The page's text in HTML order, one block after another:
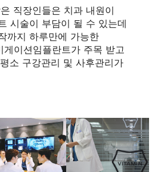
직장인들은 치과 내원이
시술이 부담이 될 수 있는데
까지 하루만에 가능한
게이션임플란트가 주목 받고
소 구강관리 및 사후관리가
립하는 시술로 일반 틀니보다
며 관리에 따라 자연치아의
을 회복할 수 있는 장점이
임시보철물까지 약